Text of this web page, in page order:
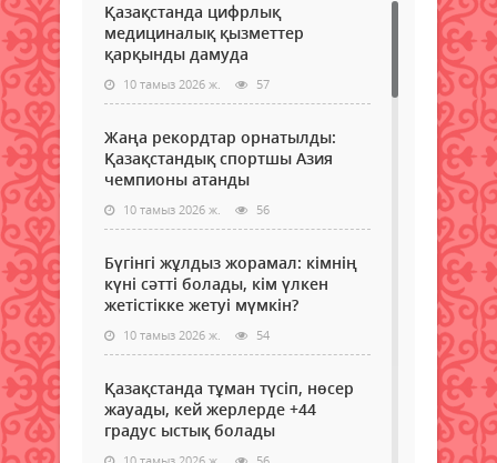
Қазақстанда цифрлық
медициналық қызметтер
қарқынды дамуда
10 тамыз 2026 ж. 57
Жаңа рекордтар орнатылды:
Қазақстандық спортшы Азия
чемпионы атанды
10 тамыз 2026 ж. 56
Бүгінгі жұлдыз жорамал: кімнің
күні сәтті болады, кім үлкен
жетістікке жетуі мүмкін?
10 тамыз 2026 ж. 54
Қазақстанда тұман түсіп, нөсер
жауады, кей жерлерде +44
градус ыстық болады